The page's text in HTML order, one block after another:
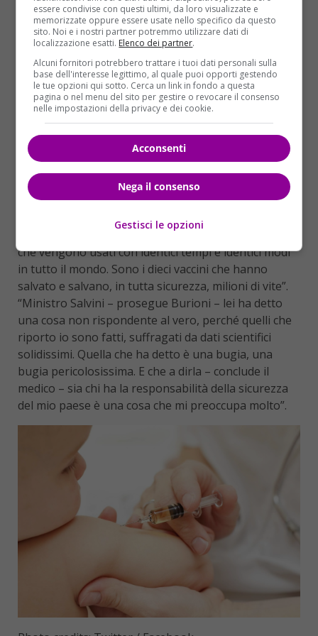
Gatti e Stefano Montanari. I due sono marito e
moglie, paladini dei no-vax e da anni nel mirino dei
come scrive suRepubblica.itMichele Bocci. Montanari
e Gatti sostengono che nei vaccini ci siano
nanoparticelle pericolose e stanno facendo una
raccolta online tra i propri sostenitori per acquistare
un nuovo microscopio speciale (hanno raggiunto la
cifra di circa 70 mila euro).
Durissima la replica dell’immunolgo Roberto
Burioni: “No, Ministro Salvini – scrive il professore
sulla sua pagina Facebook – dieci vaccini non sono
inutili e tantomeno dannosi. Sono gli stessi vaccini
che vengono usati con identici tempi e identici modi
in tutto il mondo. Sono i dieci vaccini che hanno
salvato e salvano, in tutta sicurezza, milioni di vite”.
“Ministro Salvini – prosegue Burioni – lei ha detto
una cosa non rispondente al vero, perché quelli che
riporto io sono fatti, suffragati da dati scientifici
solidissimi. Quella che ha detto è una bugia, una
bugia pericolosissima. E che a dirla – conclude il
medico – sia chi ha la responsabilità della sicurezza
del mio paese è una cosa che mi preoccupa molto”.
essere condivise con questi ultimi, da loro visualizzate e
memorizzate oppure essere usate nello specifico da questo
sito. Noi e i nostri partner potremmo utilizzare dati di
localizzazione esatti. Elenco dei partner.
Alcuni fornitori potrebbero trattare i tuoi dati personali sulla
base dell'interesse legittimo, al quale puoi opporti gestendo
le tue opzioni qui sotto. Cerca un link in fondo a questa
pagina o nel menu del sito per gestire o revocare il consenso
nelle impostazioni della privacy e dei cookie.
Acconsenti
Nega il consenso
Gestisci le opzioni